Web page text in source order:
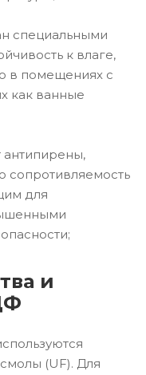
специальными
к влаге,
в помещениях с
как ванные
для
и
(UF). Для